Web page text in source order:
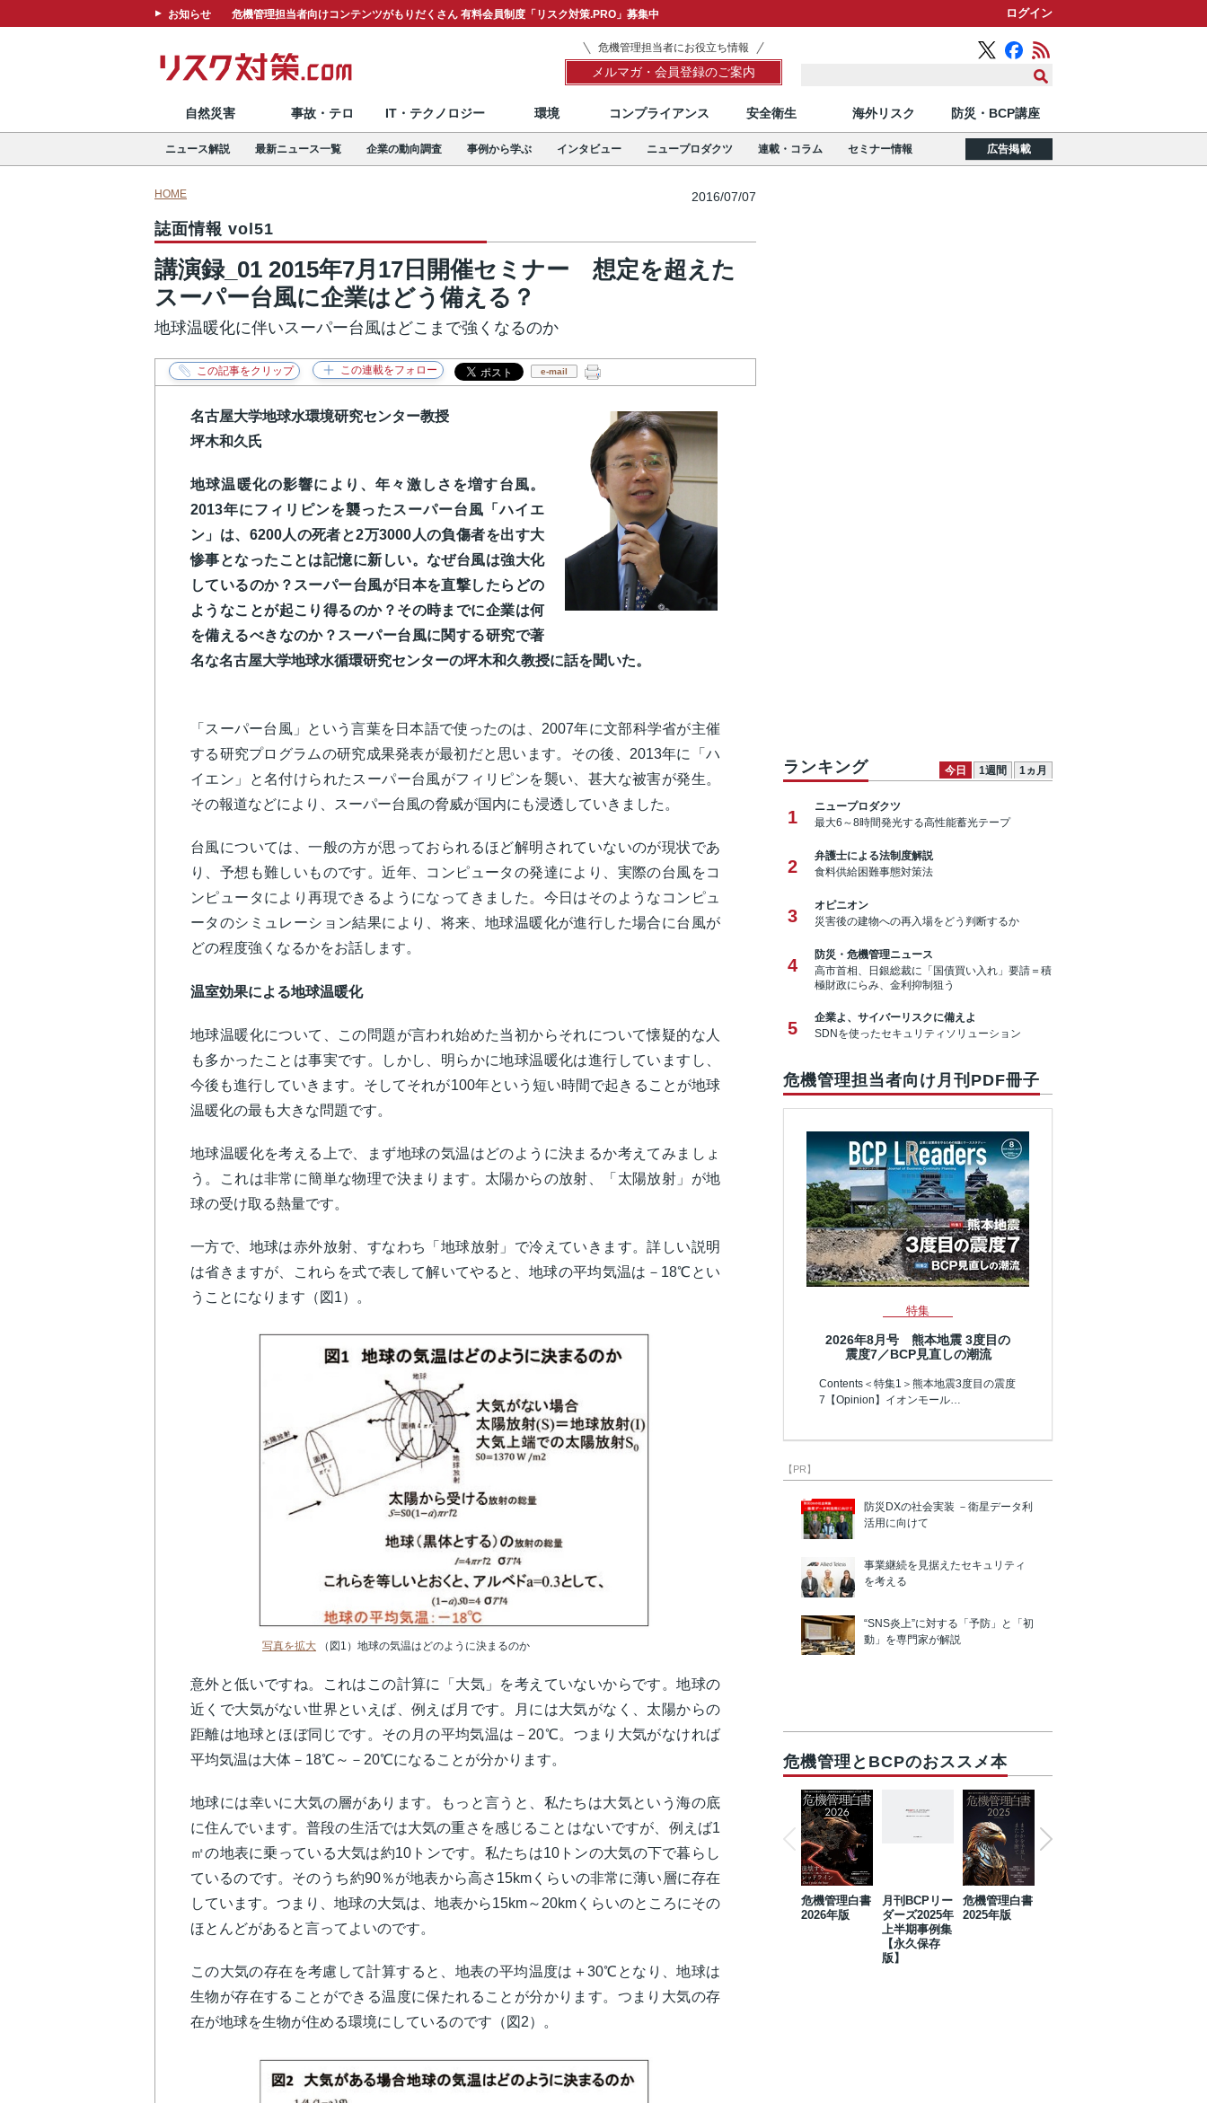
お知らせ 危機管理担当者向けコンテンツがもりだくさん 有料会員制度「リスク対策.PRO」募集中 ログイン
危機管理担当者にお役立ち情報
メルマガ・会員登録のご案内
自然災害 事故・テロ IT・テクノロジー 環境 コンプライアンス 安全衛生 海外リスク 防災・BCP講座
ニュース解説 最新ニュース一覧 企業の動向調査 事例から学ぶ インタビュー ニュープロダクツ 連載・コラム セミナー情報 広告掲載
HOME 2016/07/07
誌面情報 vol51
講演録_01 2015年7月17日開催セミナー 想定を超えた
スーパー台風に企業はどう備える？
地球温暖化に伴いスーパー台風はどこまで強くなるのか
e-mail
名古屋大学地球水環境研究センター教授
坪木和久氏
地球温暖化の影響により、年々激しさを増す台風。
2013年にフィリピンを襲ったスーパー台風「ハイエ
ン」は、6200人の死者と2万3000人の負傷者を出す大
惨事となったことは記憶に新しい。なぜ台風は強大化
しているのか？スーパー台風が日本を直撃したらどの
ようなことが起こり得るのか？その時までに企業は何
を備えるべきなのか？スーパー台風に関する研究で著
名な名古屋大学地球水循環研究センターの坪木和久教授に話を聞いた。
「スーパー台風」という言葉を日本語で使ったのは、2007年に文部科学省が主催
する研究プログラムの研究成果発表が最初だと思います。その後、2013年に「ハ
イエン」と名付けられたスーパー台風がフィリピンを襲い、甚大な被害が発生。
その報道などにより、スーパー台風の脅威が国内にも浸透していきました。
台風については、一般の方が思っておられるほど解明されていないのが現状であ
り、予想も難しいものです。近年、コンピュータの発達により、実際の台風をコ
ンピュータにより再現できるようになってきました。今日はそのようなコンピュ
ータのシミュレーション結果により、将来、地球温暖化が進行した場合に台風が
どの程度強くなるかをお話します。
温室効果による地球温暖化
地球温暖化について、この問題が言われ始めた当初からそれについて懐疑的な人
も多かったことは事実です。しかし、明らかに地球温暖化は進行していますし、
今後も進行していきます。そしてそれが100年という短い時間で起きることが地球
温暖化の最も大きな問題です。
地球温暖化を考える上で、まず地球の気温はどのように決まるか考えてみましょ
う。これは非常に簡単な物理で決まります。太陽からの放射、「太陽放射」が地
球の受け取る熱量です。
一方で、地球は赤外放射、すなわち「地球放射」で冷えていきます。詳しい説明
は省きますが、これらを式で表して解いてやると、地球の平均気温は－18℃とい
うことになります（図1）。
写真を拡大 （図1） 地球の気温はどのように決まるのか
意外と低いですね。これはこの計算に「大気」を考えていないからです。地球の
近くで大気がない世界といえば、例えば月です。月には大気がなく、太陽からの
距離は地球とほぼ同じです。その月の平均気温は－20℃。つまり大気がなければ
平均気温は大体－18℃～－20℃になることが分かります。
地球には幸いに大気の層があります。もっと言うと、私たちは大気という海の底
に住んでいます。普段の生活では大気の重さを感じることはないですが、例えば1
㎡の地表に乗っている大気は約10トンです。私たちは10トンの大気の下で暮らし
ているのです。そのうち約90％が地表から高さ15kmくらいの非常に薄い層に存在
しています。つまり、地球の大気は、地表から15km～20kmくらいのところにその
ほとんどがあると言ってよいのです。
この大気の存在を考慮して計算すると、地表の平均温度は＋30℃となり、地球は
生物が存在することができる温度に保たれることが分かります。つまり大気の存
在が地球を生物が住める環境にしているのです（図2）。
ランキング 今日 1週間 1ヵ月
1
ニュープロダクツ
最大6～8時間発光する高性能蓄光テープ
2
弁護士による法制度解説
食料供給困難事態対策法
3
オピニオン
災害後の建物への再入場をどう判断するか
4
防災・危機管理ニュース
高市首相、日銀総裁に「国債買い入れ」要請＝積
極財政にらみ、金利抑制狙う
5
企業よ、サイバーリスクに備えよ
SDNを使ったセキュリティソリューション
危機管理担当者向け月刊PDF冊子
特集
2026年8月号 熊本地震 3度目の
震度7／BCP見直しの潮流
Contents＜特集1＞熊本地震3度目の震度
7【Opinion】イオンモール…
【PR】
防災DXの社会実装 －衛星データ利
活用に向けて
事業継続を見据えたセキュリティ
を考える
“SNS炎上”に対する「予防」と「初
動」を専門家が解説
危機管理とBCPのおススメ本
危機管理白書
2026年版
月刊BCPリー
ダーズ2025年
上半期事例集
【永久保存
版】
危機管理白書
2025年版